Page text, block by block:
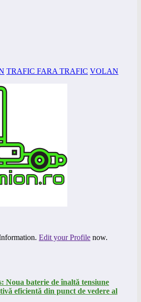
TRAFIC FARA TRAFIC VOLAN
Edit your Profile now.
Noua baterie de înaltă tensiune
eficientă din punct de vedere al